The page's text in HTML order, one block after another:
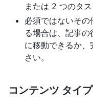
または 2 つのタ
必須ではないそ
る場合は、記事
に移動できるか
さい。
コンテンツ タイ